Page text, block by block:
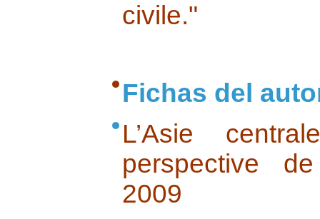
civile."
Fichas del
L’Asie
perspective
2009